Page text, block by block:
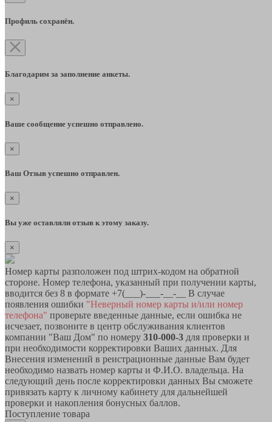
Профиль сохранён.
Благодарим за заполнение анкеты.
×
Ваше сообщение успешно отправлено.
×
Ваш Отзыв успешно отправлен.
×
Вы уже оставляли отзыв к этому заказу.
×
Номер карты разположен под штрих-кодом на обратной
стороне. Номер телефона, указанный при получении карты,
вводится без 8 в формате +7(___)-___-__-__ В случае
появления ошибки "Неверный номер карты и/или номер
телефона" проверьте введенные данные, если ошибка не
исчезает, позвоните в центр обслуживания клиентов
компании "Ваш Дом" по номеру 310-000-3 для проверки и
при необходимости корректировки Ваших данных. Для
Внесения изменений в реистрационные данные Вам будет
необходимо назвать номер карты и Ф.И.О. владельца. На
следующий день после корректировки данных Вы сможете
привязать карту к личному кабинету для дальнейшей
проверки и накопления бонусных баллов.
Поступление товара